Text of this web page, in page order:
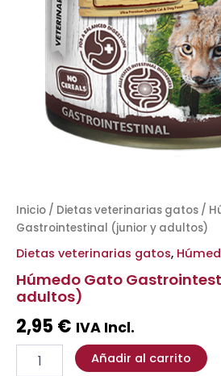
Inicio / Dietas veterinarias gatos /
Gastrointestinal (junior y adultos)
Dietas veterinarias gatos,
Húmedo Gato
adultos)
2,95 € IVA Incl.
Añadir al carrito